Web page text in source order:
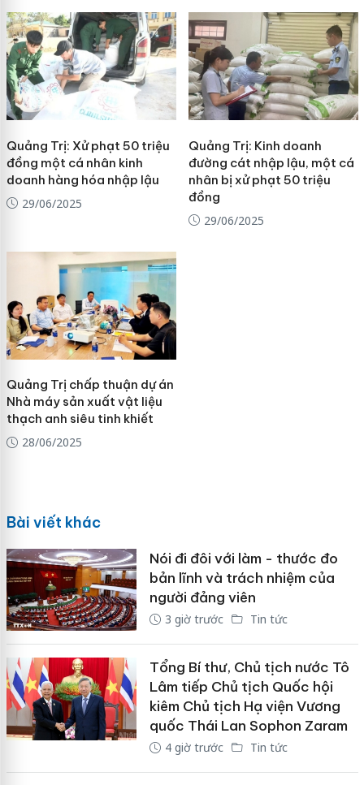
Quảng Trị: Xử phạt 50 triệu
đồng một cá nhân kinh
doanh hàng hóa nhập lậu
29/06/2025
Quảng Trị: Kinh doanh
đường cát nhập lậu, một cá
nhân bị xử phạt 50 triệu
đồng
29/06/2025
Quảng Trị chấp thuận dự án
Nhà máy sản xuất vật liệu
thạch anh siêu tinh khiết
28/06/2025
Bài viết khác
Nói đi đôi với làm - thước đo
bản lĩnh và trách nhiệm của
người đảng viên
3 giờ trước Tin tức
Tổng Bí thư, Chủ tịch nước Tô
Lâm tiếp Chủ tịch Quốc hội
kiêm Chủ tịch Hạ viện Vương
quốc Thái Lan Sophon Zaram
4 giờ trước Tin tức